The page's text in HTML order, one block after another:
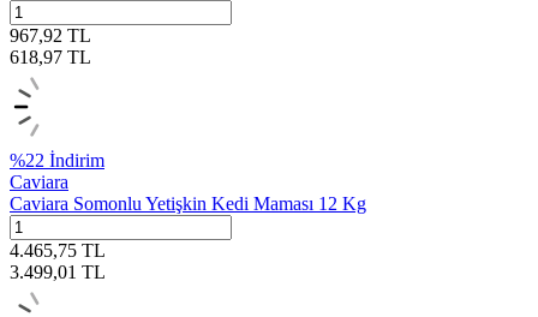
967,92 TL
618,97 TL
%22 İndirim
Caviara
Caviara Somonlu Yetişkin Kedi Maması 12 Kg
4.465,75 TL
3.499,01 TL